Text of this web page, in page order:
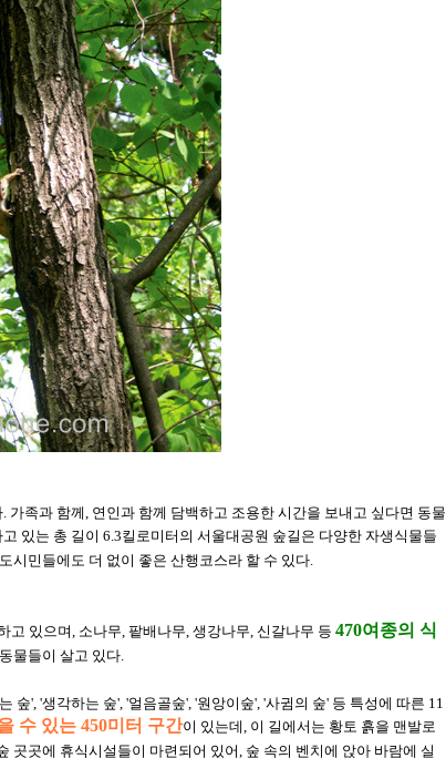
족과 함께, 연인과 함께 담백하고 조용한 시간을 보내고 싶다면 동물
있는 총 길이 6.3킬로미터의 서울대공원 숲길은 다양한 자생식물들
시민들에도 더 없이 좋은 산행코스라 할 수 있다.
있으며, 소나무, 팥배나무, 생강나무, 신갈나무 등 470여종의 식
물들이 살고 있다.
', '생각하는 숲', '얼음골숲', '원앙이숲', '사귐의 숲' 등 특성에 따른 11
수 있는 450미터 구간이 있는데, 이 길에서는 황토 흙을 맨발로
곳곳에 휴식시설들이 마련되어 있어, 숲 속의 벤치에 앉아 바람에 실